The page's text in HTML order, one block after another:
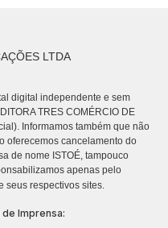
LTDA
digital independente e sem
TRES COMÉRCIO DE
Informamos também que não
oferecemos cancelamento do
de nome ISTOÉ, tampouco
apenas pelo
seus respectivos sites.
Imprensa: